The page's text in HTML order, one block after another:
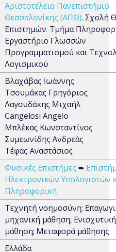
Αριστοτέλειο Πανεπιστήμιο
Θεσσαλονίκης (ΑΠΘ). Σχολή
Επιστημών. Τμήμα
Eργαστήριο Γλωσσών
Προγραμματισμού και
Λογισμικού
Βλαχάβας Ιωάννης
Τσουμάκας Γρηγόριος
Λαγουδάκης Μιχαήλ
Cangelosi Angelo
Μπλέκας Κωνσταντίνος
Συμεωνίδης Ανδρεάς
Τέφας Αναστάσιος
Φυσικές Επιστήμες ➨
Ηλεκτρονικών Υπολογιστών
Πληροφορική
Τεχνητή νοημοσύνη;
μηχανική μάθηση; Ενισχυτική
μάθηση; Μεταφορά μάθησης
Ελλάδα